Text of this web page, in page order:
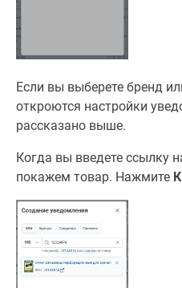
Если вы выберете бренд
откроются настройки
рассказано выше.
Когда вы введете ссылку
покажем товар. Нажмите